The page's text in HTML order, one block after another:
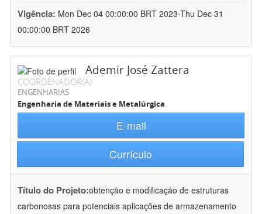
Vigência: Mon Dec 04 00:00:00 BRT 2023-Thu Dec 31
00:00:00 BRT 2026
Ademir José Zattera
COORDENADOR(A)
ENGENHARIAS
Engenharia de Materiais e Metalúrgica
E-mail
Currículo
Título do Projeto:obtenção e modificação de estruturas
carbonosas para potenciais aplicações de armazenamento